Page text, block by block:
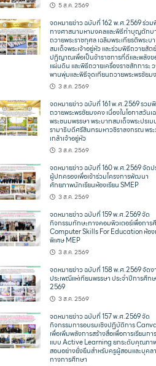
5 ส.ค. 2569
จดหมายข่าว ฉบับที่ 162 พ.ศ.2569 ร่วม
ทางศาสนามหามงคลและพิธีทำบุญตักบ
ถวายพระราชกุศล เฉลิมพระเกียรติพระบ
สมเด็จพระเจ้าอยู่หัว และร่วมพิธีถวายสัต
ปฏิญาณเพื่อเป็นข้าราชการที่ดีและพลังข
แผ่นดิน และพิธีถวายเครื่องราชสักการะ
พานพุ่มและพิธีจุดเทียนถวายพระพรชัยม
3 ส.ค. 2569
จดหมายข่าว ฉบับที่ 161 พ.ศ.2569 รวม
ถวายพระพรชัยมงคง เนื่องในโอกาสวันเ
พระชนมพรรษา พระบาทสมเด็จพระปรเ
รามาธิบดีศรีสินทรมหาวชิราลงกรณ พร
เกล้าเจ้าอยู่หัว
3 ส.ค. 2569
จดหมายข่าว ฉบับที่ 160 พ.ศ.2569 จัดป
ผู้ปกครองเพื่อเข้าร่วมโครงการพัฒนา
ศักยภาพนักเรียนห้องเรียน SMEP
3 ส.ค. 2569
จดหมายข่าว ฉบับที่ 159 พ.ศ.2569 จัด
กิจกรรมทักษะทางคอมพิวเตอร์เพื่อการ
Computer Skills For Education ห้อง
พิเศษ MEP
3 ส.ค. 2569
จดหมายข่าว ฉบับที่ 158 พ.ศ.2569 จัดง
ประเพณีแห่เทียนพรรษา ประจำปีการศึก
2569
3 ส.ค. 2569
จดหมายข่าว ฉบับที่ 157 พ.ศ.2569 จัด
กิจกรรมการอบรมเชิงปฏิบัติการ
เพื่อเพิ่มพลังการสร้างสื่อเพื่อการเรียนก
แบบ Active Learning ยกระดับคุณภา
สอนอย่างยั่งยืนสำหรับครูผู้สอนและบุคล
ทางการศึกษา